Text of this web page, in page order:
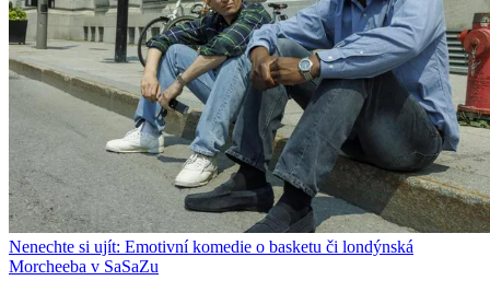
Nenechte si ujít: Emotivní komedie o basketu či londýnská
Morcheeba v SaSaZu